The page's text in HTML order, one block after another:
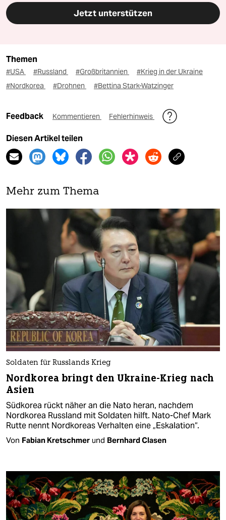
Jetzt unterstützen
Themen
#USA #Russland #Großbritannien
#Krieg in der Ukraine
#Nordkorea
#Drohnen #Bettina Stark-Watzinger
Feedback Kommentieren Fehlerhinweis
Diesen Artikel teilen
Mehr zum Thema
Soldaten für Russlands Krieg
Nordkorea bringt den Ukraine-Krieg nach
Asien
Südkorea rückt näher an die Nato heran, nachdem
Nordkorea Russland mit Soldaten hilft. Nato-Chef Mark
Rutte nennt Nordkoreas Verhalten eine „Eskalation“.
Von Fabian Kretschmer und Bernhard Clasen